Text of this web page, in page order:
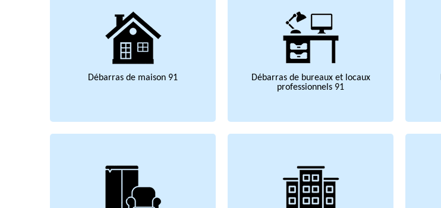
Débarras de maison 91
Débarras de bureaux et locaux
professionnels 91